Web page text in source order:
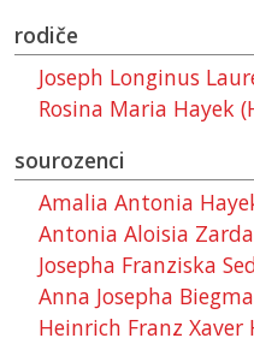
rodiče
Joseph Longinus
Rosina Maria Hayek
sourozenci
Amalia Antonia
Antonia Aloisia
Josepha Franziska
Anna Josepha
Heinrich Franz Xaver